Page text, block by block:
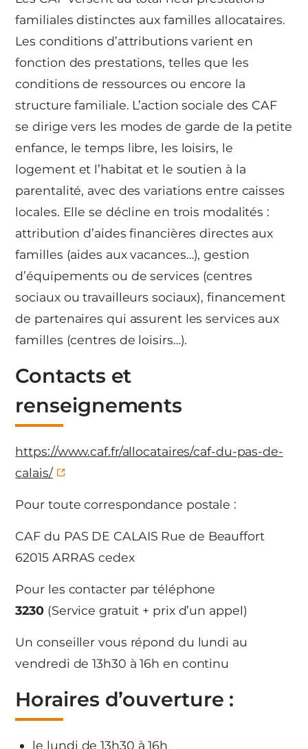
familiales distinctes aux familles allocataires.
Les conditions d’attributions varient en
fonction des prestations, telles que les
conditions de ressources ou encore la
structure familiale. L’action sociale des CAF
se dirige vers les modes de garde de la petite
enfance, le temps libre, les loisirs, le
logement et l’habitat et le soutien à la
parentalité, avec des variations entre caisses
locales. Elle se décline en trois modalités :
attribution d’aides financières directes aux
familles (aides aux vacances…), gestion
d’équipements ou de services (centres
sociaux ou travailleurs sociaux), financement
de partenaires qui assurent les services aux
familles (centres de loisirs…).
Contacts et
renseignements
https://www.caf.fr/allocataires/caf-du-pas-de-
calais/
Pour toute correspondance postale :
CAF du PAS DE CALAIS Rue de Beauffort
62015 ARRAS cedex
Pour les contacter par téléphone
3230 (Service gratuit + prix d’un appel)
Un conseiller vous répond du lundi au
vendredi de 13h30 à 16h en continu
Horaires d’ouverture :
le lundi de 13h30 à 16h